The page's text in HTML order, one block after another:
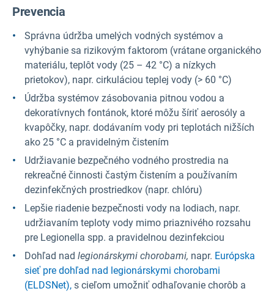
Prevencia
Správna údržba umelých vodných systémov a
vyhýbanie sa rizikovým faktorom (vrátane organického
materiálu, teplôt vody (25 – 42 °C) a nízkych
prietokov), napr. cirkuláciou teplej vody (> 60 °C)
Údržba systémov zásobovania pitnou vodou a
dekoratívnych fontánok, ktoré môžu šíriť aerosóly a
kvapôčky, napr. dodávaním vody pri teplotách nižších
ako 25 °C a pravidelným čistením
Udržiavanie bezpečného vodného prostredia na
rekreačné činnosti častým čistením a používaním
dezinfekčných prostriedkov (napr. chlóru)
Lepšie riadenie bezpečnosti vody na lodiach, napr.
udržiavaním teploty vody mimo priaznivého rozsahu
pre Legionella spp. a pravidelnou dezinfekciou
Dohľad nad legionárskymi chorobami, napr. Európska
sieť pre dohľad nad legionárskymi chorobami
(ELDSNet), s cieľom umožniť odhaľovanie chorôb a